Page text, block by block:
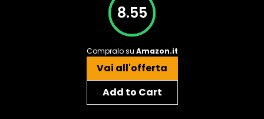
8.55
Compralo su Amazon.it
Vai all'offerta
Add to Cart